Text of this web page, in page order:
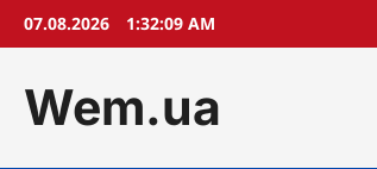
Skip07.08.2026 1:32:10 AM
Wem.ua